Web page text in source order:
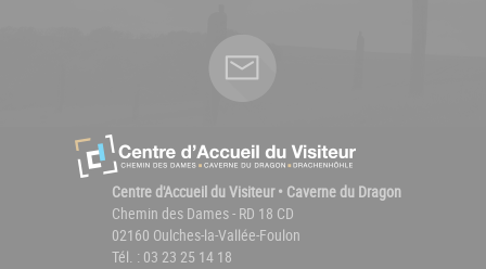
Centre d'Accueil du Visiteur • Caverne du Dragon
Chemin des Dames - RD 18 CD
02160 Oulches-la-Vallée-Foulon
Tél. : 03 23 25 14 18